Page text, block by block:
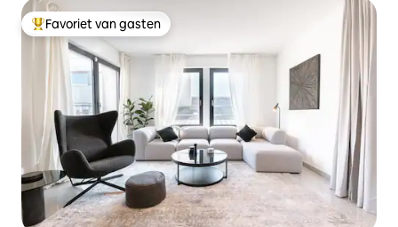
Topfavoriet van gasten
Favoriet van gasten